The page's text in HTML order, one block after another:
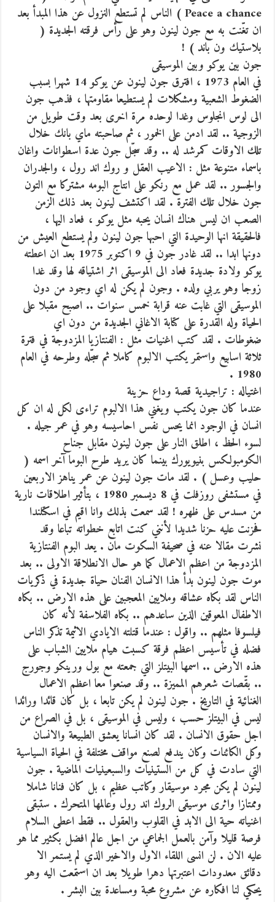
Peace a chance ) الناس لم تستطع النزول عن هذا المبدأ بعد
ان تغّنت به مع جون لينون وهو على رأس فرقته الجديدة (
بلاستيك ون باند ) !
جون بين يوكو وبين الموسيقى
في العام 1973 ، افترق جون لينون عن يوكو 14 شهرا بسبب
الضغوط الشعبية ومشكلات لم يستطيعا مقاومتها ، فذهب جون
الى لوس انجلوس وغدا لوحده مرة اخرى بعد وقت طويل من
الزوجية .. لقد ادمن على الخمور ، ثم صاحبته ماي بانك خلال
تلك الاوقات كمرشد له .. وقد سجّل جون عدة اسطوانات واغان
باسماء متنوعة مثل : الاعيب العقل و روك اند رول ، والجدران
والجسور .. لقد عمل مع رنكو على انتاج البومه مشتركا مع التون
جون خلال تلك الفترة . لقد اكتشف لينون بعد ذلك الزمن
الصعب ان ليس هناك انسان يحبه مثل يوكو ، فعاد اليها ،
فالحقيقة انها الوحيدة التي احبها جون لينون ولم يستطع العيش من
دونها ابدا .. لقد غادر جون في 9 اكتوبر 1975 بعد ان اعطته
يوكو ولادة جديدة فعاد الى الموسيقى اثر اشتياقه لها وقد غدا
زوجا وهو يربي ولده . وجون لم يكن له اي وجود من دون
الموسيقى التي غابت عنه قرابة خمس سنوات .. اصبح مقبلا على
الحياة وله القدرة على كتابة الاغاني الجديدة من دون اي
ضغوطات . لقد كتب اغنيات مثل : الفنتازيا المزدوجة في فترة
ثلاثة اسابيع واستمر يكتب الالبوم كاملا ثم سجّله وطرحه في العام
1980 .
اغتياله : تراجيدية قصة وداع حزينة
عندما كان جون يكتب ويغني هذا الالبوم تراءى لكل له ان كل
انسان في الوجود انما يحس نفس احاسيسه وهو في عمر جيله .
لسوء الحظ ، اطلق النار على جون لينون مقابل جناح
الكومبولكس بنيويورك بينما كان يريد طرح البوما آخر اسمه (
حليب وعسل ) . لقد مات جون لينون عن عمر يناهز الاربعين
في مستشفى روزفلت في 8 ديسمبر 1980 ، بتأثير اطلاقات نارية
من مسدس على ظهره ! لقد سمعت بذلك وانا اقيم في اسكتلندا
فحزنت عليه حزنا شديدا لأنني كنت اتابع خطواته تباعا وقد
نشرت مقالا عنه في صحيفة السكوت مان . يعد البوم الفنتازية
المزدوجة من اعظم الاعمال كما هو حال الانطلاقة الاولى .. بعد
موت جون لينون بدأ هذا الانسان الفنان حياة جديدة في ذكريات
الناس لقد بكاه عشاقه وملايين المعجبين على هذه الارض .. بكاه
الاطفال المعوقين الذين ساعدهم .. بكاه الفلاسفة لأنه كان
فيلسوفا مثلهم .. واقول : عندما قتلته الايادي الاثيمة تذكر الناس
فضله في تأسيس اعظم فرقة كسبت هيام ملايين الشباب على
هذه الارض .. اسمها البيتلز التي جمعته مع بول ورينكو وجورج
.. بقّصات شعرهم المميزة .. وقد صنعوا معا اعظم الاعمال
الغنائية في التاريخ . جون لينون لم يكن تابعا ، بل كان قائدا ورائدا
ليس في البيتلز حسب ، وليس في الموسيقى ، بل في الصراع من
اجل حقوق الانسان . لقد كان انسانا يعشق الطبيعة والانسان
وكل الكائنات وكان يندفع لصنع مواقف مختلفة في الحياة السياسية
التي سادت في كل من الستينيات والسبعينيات الماضية . جون
لينون لم يكن مجرد موسيقار وكاتب عظيم ، بل كان فنانا شاملا
وممتازا واثرى موسيقى الروك اند رول وعالمها المتحرك . ستبقى
اغنياته حية الى الابد في القلوب والعقول .. فقط اعطى السلام
فرصة قليلا وآمن بالعمل الجماعي من اجل عالم افضل بكثير مما هو
عليه الان . لن انسى اللقاء الاول والاخير الذي لم يستمر الا
دقائق معدودات اعتبرتها دهرا طويلا بعد ان استمعت اليه وهو
يحكي لنا افكاره عن مشروع محبة ومساعدة بين البشر .